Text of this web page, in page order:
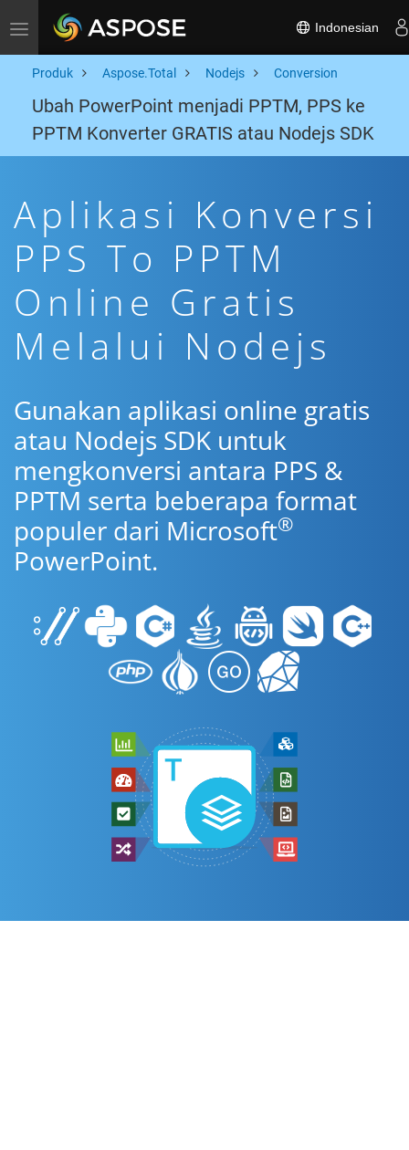
Toggle navigation Indonesian
Produk Aspose.Total Nodejs Conversion
Ubah PowerPoint menjadi PPTM, PPS ke
PPTM Konverter GRATIS atau Nodejs SDK
Aplikasi Konversi
PPS To PPTM
Online Gratis
Melalui Nodejs
Gunakan aplikasi online gratis
atau Nodejs SDK untuk
mengkonversi antara PPS &
PPTM serta beberapa format
populer dari Microsoft®
PowerPoint.